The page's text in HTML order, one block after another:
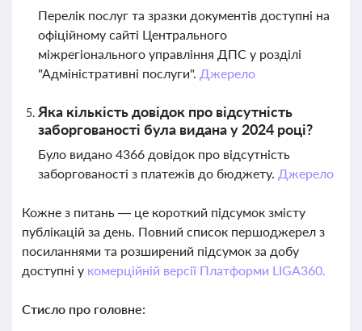
Перелік послуг та зразки документів доступні на
офіційному сайті Центрального
міжрегіонального управління ДПС у розділі
"Адміністративні послуги". Джерело
Яка кількість довідок про відсутність
заборгованості була видана у 2024 році?
Було видано 4366 довідок про відсутність
заборгованості з платежів до бюджету. Джерело
Кожне з питань — це короткий підсумок змісту
публікацій за день. Повний список першоджерел з
посиланнями та розширений підсумок за добу
доступні у комерційній версії Платформи LIGA360.
Стисло про головне: